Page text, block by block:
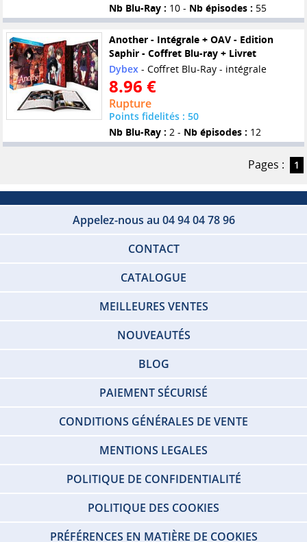
Nb Blu-Ray : 10 - Nb épisodes : 55
Another - Intégrale + OAV - Edition
Saphir - Coffret Blu-ray + Livret
Dybex- Coffret Blu-Ray - intégrale
8.96 €
Rupture
Points fidelités : 50
Nb Blu-Ray : 2 - Nb épisodes : 12
Pages : 1
Appelez-nous au 04 94 04 78 96
CONTACT
CATALOGUE
MEILLEURES VENTES
NOUVEAUTÉS
BLOG
PAIEMENT SÉCURISÉ
CONDITIONS GÉNÉRALES DE VENTE
MENTIONS LEGALES
POLITIQUE DE CONFIDENTIALITÉ
POLITIQUE DES COOKIES
PRÉFÉRENCES EN MATIÈRE DE COOKIES